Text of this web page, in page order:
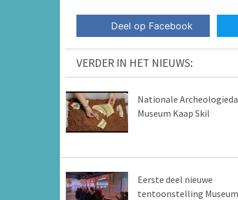
Deel op Facebook
VERDER IN HET NIEUWS:
Nationale
Museum Kaap Skil
Eerste deel nieuwe
tentoonstelling Museum